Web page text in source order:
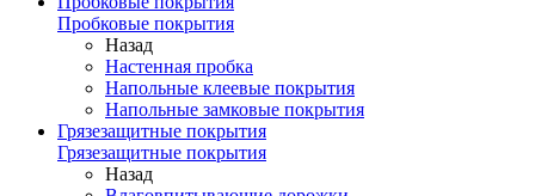
Пробковые покрытия
Назад
Настенная пробка
Напольные клеевые покрытия
Напольные замковые покрытия
Грязезащитные покрытия
Грязезащитные покрытия
Назад